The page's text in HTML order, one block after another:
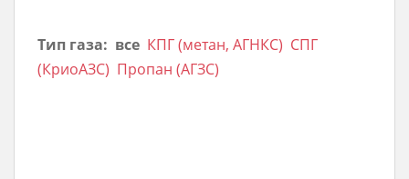
Тип газа: все КПГ (метан, АГНКС) СПГ
(КриоАЗС) Пропан (АГЗС)